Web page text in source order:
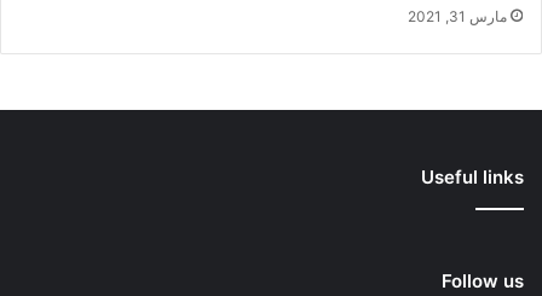
مارس 31, 2021
Useful links
Follow us